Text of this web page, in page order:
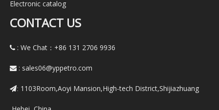
Electronic catalog
CONTACT US
 : We Chat：+86 131 2706 9936
 : sales06@yppetro.com
: 1103Room,Aoyi Mansion,High-tech District,Shijiazhuang